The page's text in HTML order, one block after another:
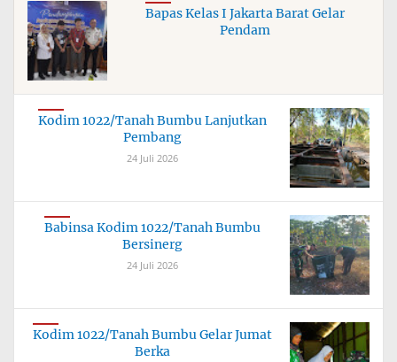
Bapas Kelas I Jakarta Barat Gelar
Pendam
Kodim 1022/Tanah Bumbu Lanjutkan
Pembang
24 Juli 2026
Babinsa Kodim 1022/Tanah Bumbu
Bersinerg
24 Juli 2026
Kodim 1022/Tanah Bumbu Gelar Jumat
Berka